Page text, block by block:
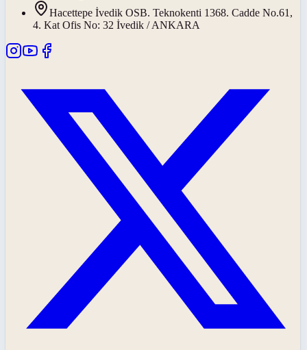
Hacettepe İvedik OSB. Teknokenti 1368. Cadde No.61,
4. Kat Ofis No: 32 İvedik / ANKARA